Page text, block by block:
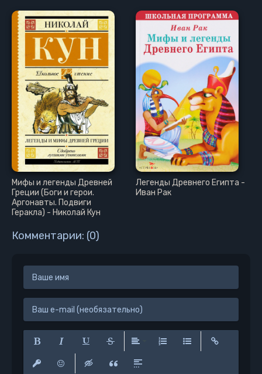
Мифы и легенды Древней
Греции (Боги и герои.
Аргонавты. Подвиги
Геракла) - Николай Кун
Легенды Древнего Египта -
Иван Рак
Комментарии: (0)
Полужирный
Курсив Подчеркнутый